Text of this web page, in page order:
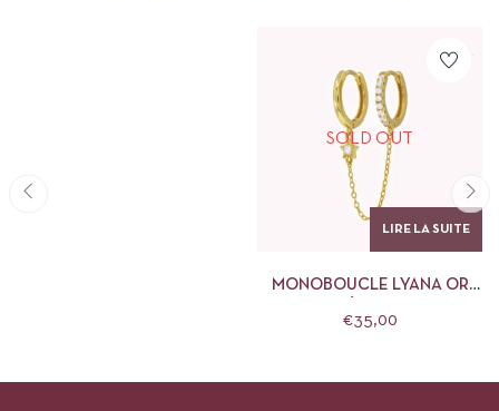
SOLD OUT
LIRE LA SUITE
MONOBOUCLE LYANA OR
€35,00